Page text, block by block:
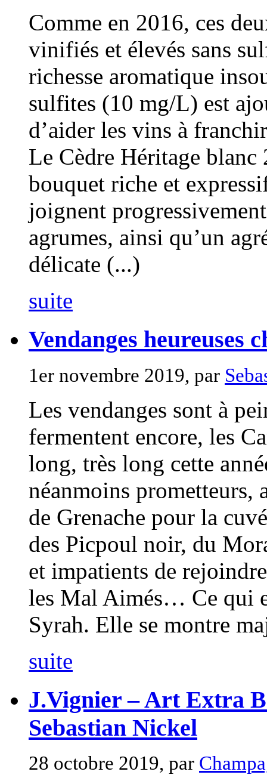
Comme en 2016, ces
vinifiés et élevés sans
richesse aromatique
sulfites (10 mg/L) est
d’aider les vins à
Le Cèdre Héritage blanc
bouquet riche et
joignent
agrumes, ainsi qu’un
délicate (...)
suite
Vendanges heureuses
1er novembre 2019, par
Les vendanges sont à
fermentent encore, les
long, très long cette
néanmoins prometteurs,
de Grenache pour la
des Picpoul noir, du
et impatients de
les Mal Aimés… Ce qui
Syrah. Elle se montre
suite
J.Vignier – Art Extra
Sebastian Nickel
28 octobre 2019, par